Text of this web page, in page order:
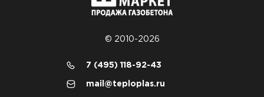
© 2010-2026
7 (495) 118-92-43
mail@teploplas.ru